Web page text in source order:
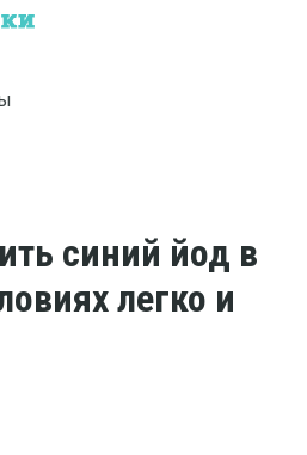
синий йод в
легко и